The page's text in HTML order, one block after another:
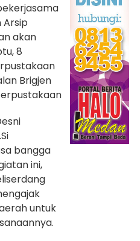
Arsip
akan
8
Brigjen
bangga
ini,
untuk